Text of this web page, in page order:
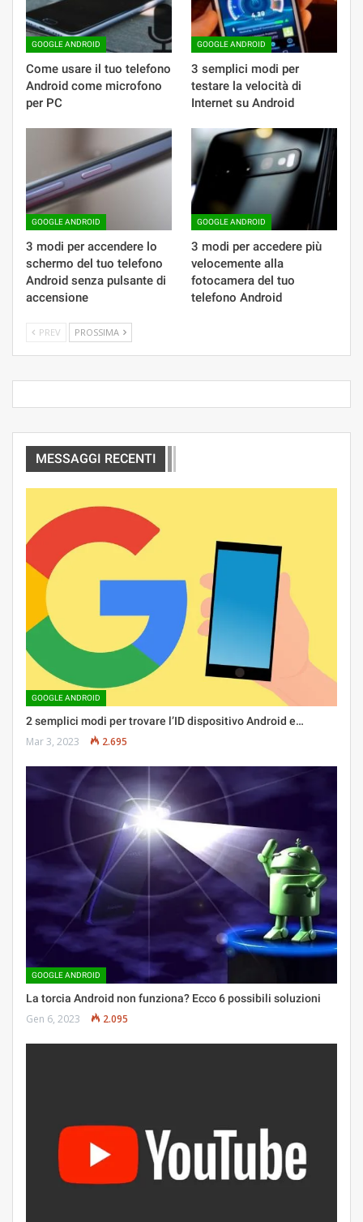
GOOGLE ANDROID
Come usare il tuo telefono
Android come microfono
per PC
GOOGLE ANDROID
3 semplici modi per
testare la velocità di
Internet su Android
GOOGLE ANDROID
3 modi per accendere lo
schermo del tuo telefono
Android senza pulsante di
accensione
GOOGLE ANDROID
3 modi per accedere più
velocemente alla
fotocamera del tuo
telefono Android
PREV PROSSIMA
MESSAGGI RECENTI
GOOGLE ANDROID
2 semplici modi per trovare l’ID dispositivo Android e…
Mar 3, 2023 2.695
GOOGLE ANDROID
La torcia Android non funziona? Ecco 6 possibili soluzioni
Gen 6, 2023 2.095